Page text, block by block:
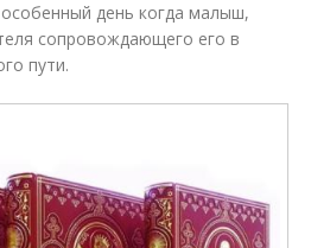
день когда малыш,
сопровождающего его в
пути.